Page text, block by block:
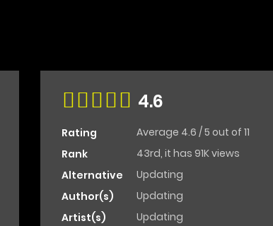
4.6
Rating Average 4.6 /5 out of 11
Rank
43rd, it has 91K views
Alternative
Updating
Author(s)
Updating
Artist(s)
Updating